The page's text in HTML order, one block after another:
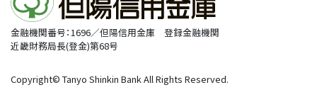
金融機関番号：1696／但陽信用金庫 登録金融機関
近畿財務局長(登金)第68号
Copyright© Tanyo Shinkin Bank All Rights Reserved.